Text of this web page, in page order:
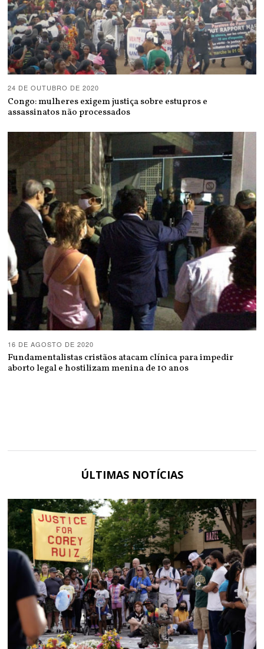
24 DE OUTUBRO DE 2020
Congo: mulheres exigem justiça sobre estupros e
assassinatos não processados
16 DE AGOSTO DE 2020
Fundamentalistas cristãos atacam clínica para impedir
aborto legal e hostilizam menina de 10 anos
ÚLTIMAS NOTÍCIAS